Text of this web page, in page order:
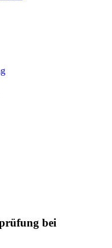
bei